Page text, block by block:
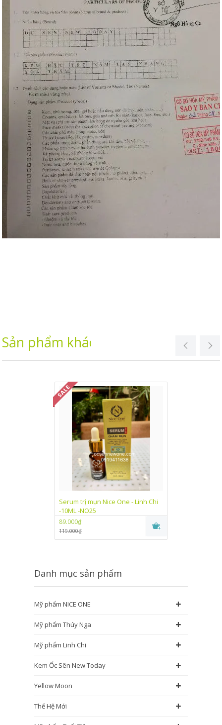
Sản phẩm khác
Serum trị mụn Nice One - Linh Chi
-10ML -NO25
89.000₫
119.000₫
Danh mục sản phẩm
Mỹ phẩm NICE ONE +
Mỹ phẩm Thúy Nga +
Mỹ phẩm Linh Chi +
Kem Ốc Sên New Today +
Yellow Moon +
Thế Hệ Mới +